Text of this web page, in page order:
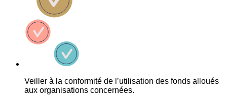
Veiller à la conformité de l’utilisation des fonds alloués
aux organisations concernées.